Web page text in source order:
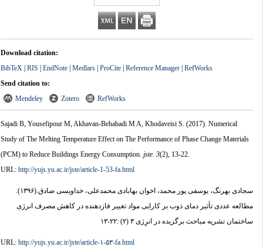
Download citation:
BibTeX|RIS|EndNote|Medlars|ProCite|Reference Manager|RefWorks
Send citation to:
Mendeley
Zotero RefWorks
Sajadi B, Yousefipour M, Akhavan-Behabadi M A, Khodaveisi S.(2017).Numerical
Study of The Melting Temperature Effect on The Performance of Phase Change Materials
(PCM) to Reduce Buildings Energy Consumption.jste.3(2), 13-22.
URL:http://yujs.yu.ac.ir/jste/article-1-53-fa.html
سجادی بهرنگ، یوسفی پور محمد، اخوان بهابادی محمدعلی، خداویسی صادق.(۱۳۹۶).
مطالعه عددی تأثیر دمای ذوب بر کارایی مواد تغییر فازدهنده در کاهش مصرف انرژی
ساختمان نشریه مباحث برگزیده در انرِژی ۳ (۲) :۲۲-۱۳
URL:http://yujs.yu.ac.ir/jste/article-۱-۵۳-fa.html